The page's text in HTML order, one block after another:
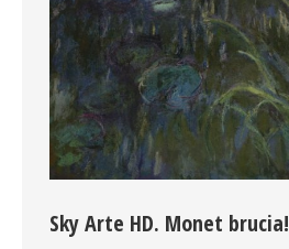
Sky Arte HD. Monet brucia!